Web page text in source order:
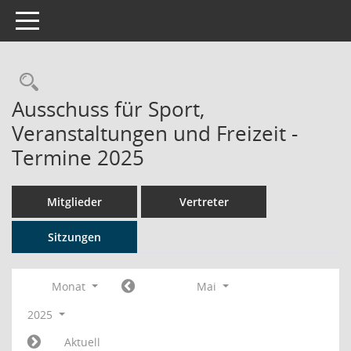
Toggle navigation
Rechercheauswahl
Ausschuss für Sport,
Veranstaltungen und Freizeit -
Termine 2025
Mitglieder Vertreter
Sitzungen
Monat
Mai
2025
Aktuell